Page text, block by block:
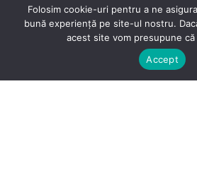
0769.377.101
farmaverdero@yahoo.com
WhatsApp
Folosim cookie-uri pentru a ne
bună experiență pe site-ul nostru.
acest site vom presupune
Accept